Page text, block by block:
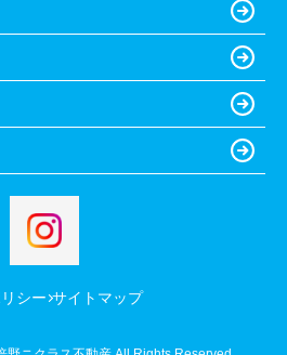
シー サイトマップ